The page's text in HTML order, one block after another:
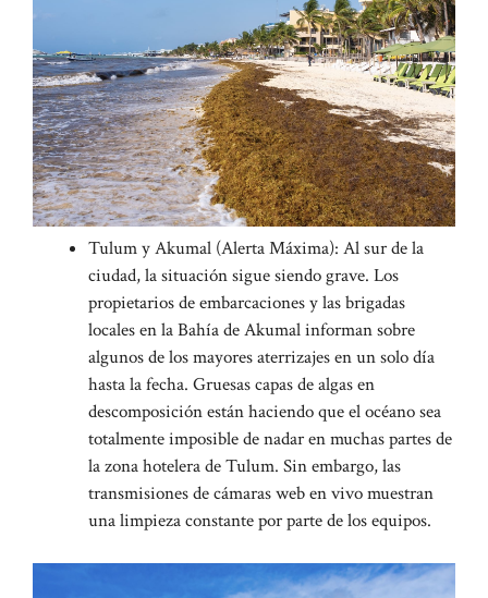
Tulum y Akumal (Alerta Máxima): Al sur de la
ciudad, la situación sigue siendo grave. Los
propietarios de embarcaciones y las brigadas
locales en la Bahía de Akumal informan sobre
algunos de los mayores aterrizajes en un solo día
hasta la fecha. Gruesas capas de algas en
descomposición están haciendo que el océano sea
totalmente imposible de nadar en muchas partes de
la zona hotelera de Tulum. Sin embargo, las
transmisiones de cámaras web en vivo muestran
una limpieza constante por parte de los equipos.